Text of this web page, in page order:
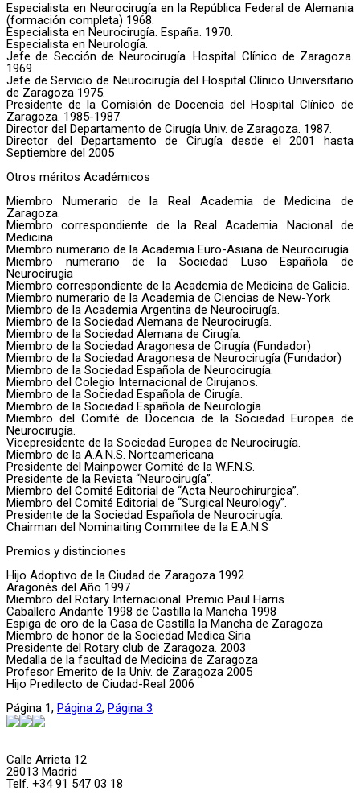
Especialista en Neurocirugía en la República Federal de Alemania
(formación completa) 1968.
Especialista en Neurocirugía. España. 1970.
Especialista en Neurología.
Jefe de Sección de Neurocirugía. Hospital Clínico de Zaragoza.
1969.
Jefe de Servicio de Neurocirugía del Hospital Clínico Universitario
de Zaragoza 1975.
Presidente de la Comisión de Docencia del Hospital Clínico de
Zaragoza. 1985-1987.
Director del Departamento de Cirugía Univ. de Zaragoza. 1987.
Director del Departamento de Cirugía desde el 2001 hasta
Septiembre del 2005
Otros méritos Académicos
Miembro Numerario de la Real Academia de Medicina de
Zaragoza.
Miembro correspondiente de la Real Academia Nacional de
Medicina
Miembro numerario de la Academia Euro-Asiana de Neurocirugía.
Miembro numerario de la Sociedad Luso Española de
Neurocirugia
Miembro correspondiente de la Academia de Medicina de Galicia.
Miembro numerario de la Academia de Ciencias de New-York
Miembro de la Academia Argentina de Neurocirugía.
Miembro de la Sociedad Alemana de Neurocirugía.
Miembro de la Sociedad Alemana de Cirugía.
Miembro de la Sociedad Aragonesa de Cirugía (Fundador)
Miembro de la Sociedad Aragonesa de Neurocirugía (Fundador)
Miembro de la Sociedad Española de Neurocirugía.
Miembro del Colegio Internacional de Cirujanos.
Miembro de la Sociedad Española de Cirugía.
Miembro de la Sociedad Española de Neurología.
Miembro del Comité de Docencia de la Sociedad Europea de
Neurocirugía.
Vicepresidente de la Sociedad Europea de Neurocirugía.
Miembro de la A.A.N.S. Norteamericana
Presidente del Mainpower Comité de la W.F.N.S.
Presidente de la Revista “Neurocirugía”.
Miembro del Comité Editorial de “Acta Neurochirurgica”.
Miembro del Comité Editorial de “Surgical Neurology”.
Presidente de la Sociedad Española de Neurocirugía.
Chairman del Nominaiting Commitee de la E.A.N.S
Premios y distinciones
Hijo Adoptivo de la Ciudad de Zaragoza 1992
Aragonés del Año 1997
Miembro del Rotary Internacional. Premio Paul Harris
Caballero Andante 1998 de Castilla la Mancha 1998
Espiga de oro de la Casa de Castilla la Mancha de Zaragoza
Miembro de honor de la Sociedad Medica Siria
Presidente del Rotary club de Zaragoza. 2003
Medalla de la facultad de Medicina de Zaragoza
Profesor Emerito de la Univ. de Zaragoza 2005
Hijo Predilecto de Ciudad-Real 2006
Página 1, Página 2, Página 3
Calle Arrieta 12
28013 Madrid
Telf. +34 91 547 03 18